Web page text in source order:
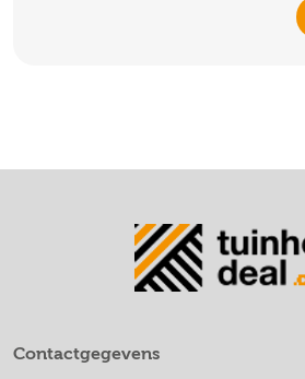
Contactgegevens